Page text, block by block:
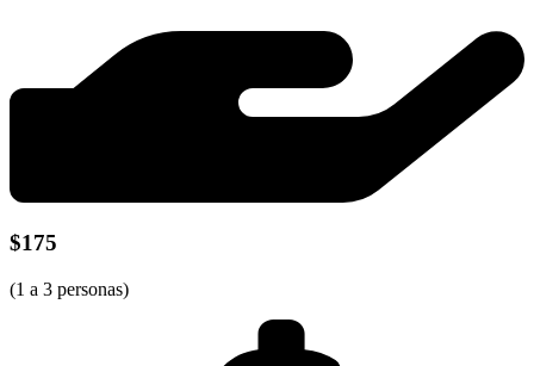
$175
(1 a 3 personas)